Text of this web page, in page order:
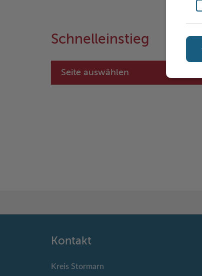
Schnelleinstieg
Seite auswählen
Kontakt
Kreis Stormarn